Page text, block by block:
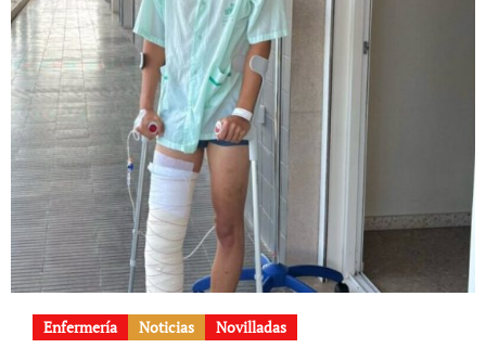
Enfermería Noticias Novilladas